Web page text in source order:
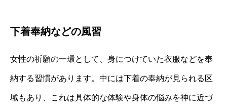
下着奉納などの風習
女性の祈願の一環として、身につけていた衣服などを奉
納する習慣があります。中には下着の奉納が見られる区
域もあり、これは具体的な体験や身体の悩みを神に近づ